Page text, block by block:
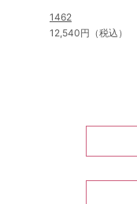
1462
12,540円（税込）